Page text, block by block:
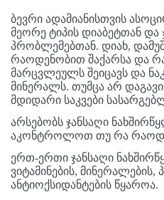
ბევრი ადამიანისთვის
მეორე ტიპის დიაბეტთან და
პრობლემებთან. დიახ,
რაოდენობით შაქარსა და
მარცვლეულს შეიცავს და
მინერალს. თუმცა არ
მდიდარი საკვები
არსებობს ჯანსაღი
აკონტროლოთ თუ რა
ერთ-ერთი ჯანსაღი
ვიტამინების, მინერალების,
ანტიოქსიდანტების წყაროა.